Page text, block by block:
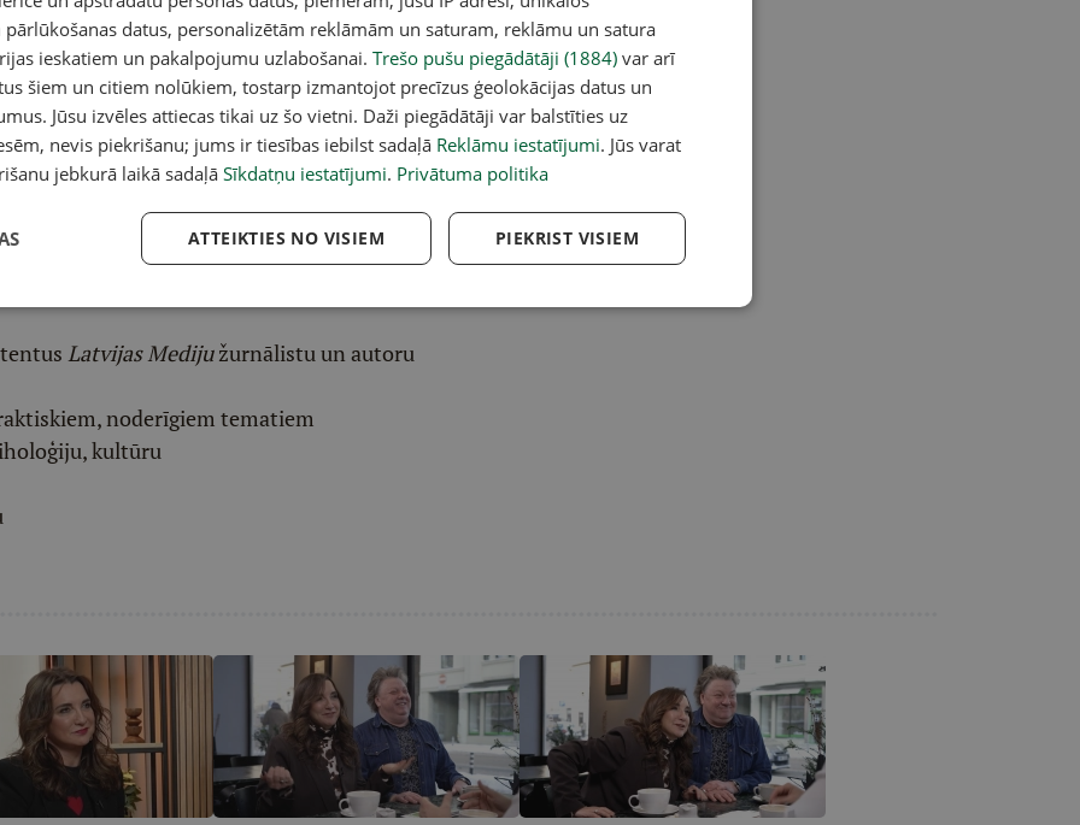
, X,Bluesky, Draugiem,Threadsvai arīInstagram.
atlasītu noderīgu, praktisku un aktuālu saturu.
šeit.
saņem padziļinātu LASI.LV galvenā redaktora
interviju apkopojumu.
Latvijas Medijužurnālistu un autoru
noderīgiem tematiem
kultūru
datus, personalizētām reklāmām un saturam, reklāmu un satura
ieskatiem un pakalpojumu uzlabošanai. Trešo pušu piegādātāji (1884) var arī
šiem un citiem nolūkiem, tostarp izmantojot precīzus ģeolokācijas datus un
Jūsu izvēles attiecas tikai uz šo vietni. Daži piegādātāji var balstīties uz
nevis piekrišanu; jums ir tiesības iebilst sadaļā Reklāmu iestatījumi. Jūs varat
jebkurā laikā sadaļāSīkdatņu iestatījumi. Privātuma politika
PIEKRIST VISIEM
ATTEIKTIES NO VISIEM